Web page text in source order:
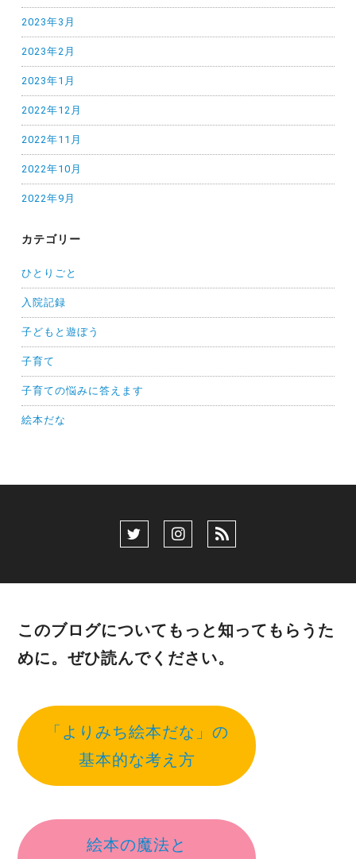
2023年3月
2023年2月
2023年1月
2022年12月
2022年11月
2022年10月
2022年9月
カテゴリー
ひとりごと
入院記録
子どもと遊ぼう
子育て
子育ての悩みに答えます
絵本だな
このブログについてもっと知ってもらうた
めに。ぜひ読んでください。
「よりみち絵本だな」の
基本的な考え方
絵本の魔法と